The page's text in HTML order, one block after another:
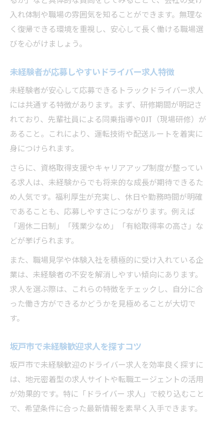
入れ体制や職場の雰囲気を知ることができます。無理な
く復帰できる環境を重視し、安心して長く働ける職場選
びを心がけましょう。
未経験者が応募しやすいドライバー求人特徴
未経験者が安心して応募できるトラックドライバー求人
には共通する特徴があります。まず、研修期間が明記さ
れており、先輩社員による同乗指導やOJT（現場研修）が
あること。これにより、運転技術や配送ルートを着実に
身につけられます。
さらに、資格取得支援やキャリアアップ制度が整ってい
る求人は、未経験からでも将来的な成長が期待できるた
め人気です。福利厚生が充実し、休日や勤務時間が明確
であることも、応募しやすさにつながります。例えば
「週休二日制」「残業少なめ」「有給取得率の高さ」な
どが挙げられます。
また、職場見学や体験入社を積極的に受け入れている企
業は、未経験者の不安を解消しやすい傾向にあります。
求人を選ぶ際は、これらの特徴をチェックし、自分に合
った働き方ができるかどうかを見極めることが大切で
す。
坂戸市で未経験歓迎求人を探すコツ
坂戸市で未経験歓迎のドライバー求人を効率良く探すに
は、地元密着型の求人サイトや転職エージェントの活用
が効果的です。特に「ドライバー 求人」で絞り込むこと
で、希望条件に合った最新情報を素早く入手できます。